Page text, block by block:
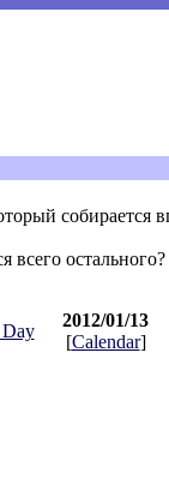
собирается
всего остального?
2012/01/13
[Calendar]